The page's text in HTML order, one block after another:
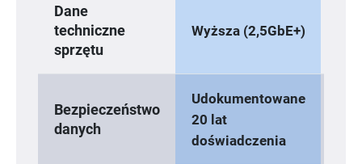
Dane
techniczne
sprzętu
Wyższa (2,5GbE+)
Bezpieczeństwo
danych
Udokumentowane
20 lat
doświadczenia